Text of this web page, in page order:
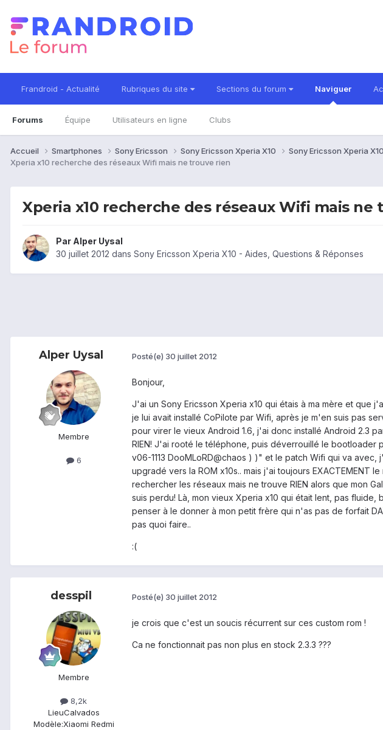
Frandroid - Actualité Rubriques du site Sections du forum Naviguer
Forums Équipe Utilisateurs en ligne Clubs
Accueil Smartphones Sony Ericsson Sony Ericsson Xperia X10
Sony Ericsson Xperia
Xperia x10 recherche des réseaux Wifi mais ne trouve rien
Xperia x10 recherche des réseaux Wifi mais ne
Par Alper Uysal
30 juillet 2012 dans Sony Ericsson Xperia X10 - Aides, Questions & Réponses
Alper Uysal
Membre
6
Posté(e) 30 juillet 2012
Bonjour,
J'ai un Sony Ericsson Xperia x10 qui étais à ma mère et que
je lui avait installé CoPilote par Wifi, après je m'en suis pas
pour virer le vieux Android 1.6, j'ai donc installé Android 2.3
RIEN! J'ai rooté le téléphone, puis déverrouillé le bootloader
v06-1113 DooMLoRD@chaos ) )" et le patch Wifi qui va
upgradé vers la ROM x10s.. mais j'ai toujours EXACTEMENT
rechercher les réseaux mais ne trouve RIEN alors que mon
suis perdu! Là, mon vieux Xperia x10 qui était lent, pas
penser à le donner à mon petit frère qui n'as pas de forfait
pas quoi faire..
:(
desspil
Membre
8,2k
LieuCalvados
Modèle:Xiaomi Redmi
Posté(e) 30 juillet 2012
je crois que c'est un soucis récurrent sur ces custom rom !
Ca ne fonctionnait pas non plus en stock 2.3.3 ???